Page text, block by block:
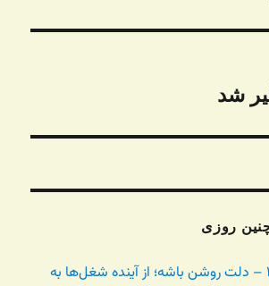
شد
روزی
رادیو جادی ۱۷۳ – دلت روشن باشه؛ از آینده شغل‌ها به